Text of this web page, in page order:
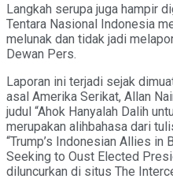
Langkah serupa juga hampir
Tentara Nasional Indonesia
melunak dan tidak jadi
Dewan Pers.
Laporan ini terjadi sejak
asal Amerika Serikat, Allan
judul “Ahok Hanyalah Dalih
merupakan alihbahasa dari
“Trump’s Indonesian Allies
Seeking to Oust Elected
diluncurkan di situs The